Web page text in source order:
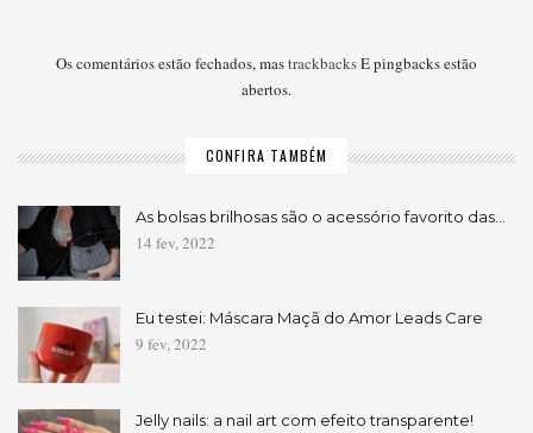
Os comentários estão fechados, mastrackbacksE pingbacks estão
abertos.
CONFIRA TAMBÉM
As bolsas brilhosas são o acessório favorito das…
14 fev, 2022
Eu testei: Máscara Maçã do Amor Leads Care
9 fev, 2022
Jelly nails: a nail art com efeito transparente!